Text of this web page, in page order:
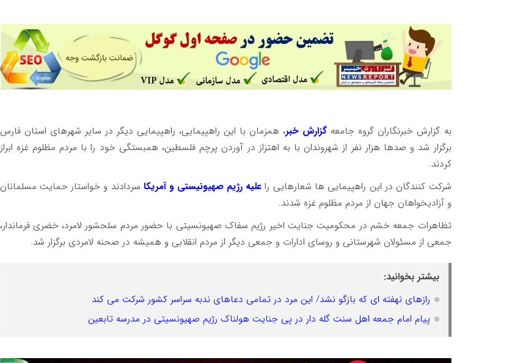
به گزارش خبرنگاران گروه جامعه گزارش خبر، همزمان با این راهپیمایی، راهپیمایی دیگر در سایر شهرهای استان فارس
برگزار شد و صدها هزار نفر از شهروندان با به اهتزاز در آوردن پرچم فلسطین، همبستگی خود را با مردم مظلوم غزه ابراز
کردند.
شرکت کنندگان در این راهپیمایی ها شعارهایی را علیه رژیم صهیونیستی و آمریکا سردادند و خواستار حمایت مسلمانان
و آزادیخواهان جهان از مردم مظلوم غزه شدند.
تظاهرات جمعه خشم در محکومیت جنایت اخیر رژیم سفاک صهیونسیتی با حضور مردم سلحشور لامرد، خضری فرماندار،
جمعی از مسئولان شهرستانی و روسای ادارات و جمعی دیگر از مردم انقلابی و همیشه در صحنه لامردی برگزار شد.
بیشتر بخوانید:
رازهای نهفته ای که بازگو نشد/ این مرد در تمامی دعاهای ندبه سراسر کشور شرکت می کند
پیام امام جمعه اهل سنت گله دار در پی جنایت هولناک رژیم صهیونسیتی در مدرسه تابعین